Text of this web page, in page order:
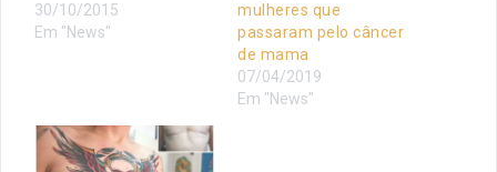
30/10/2015
Em "News"
mulheres que
passaram pelo câncer
de mama
07/04/2019
Em "News"